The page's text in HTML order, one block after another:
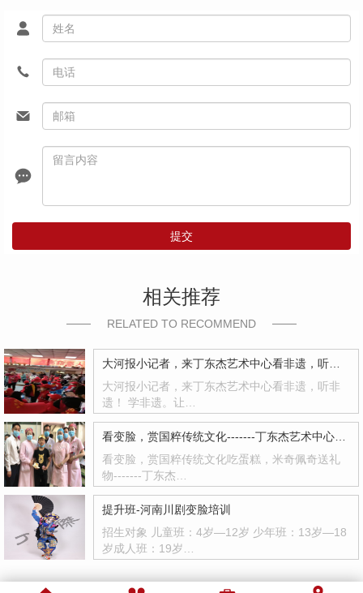
提交
相关推荐
RELATED TO RECOMMEND
大河报小记者，来丁东杰艺术中心看非遗，听非遗！
大河报小记者，来丁东杰艺术中心看非遗，听非
遗！ 学非遗。让…
看变脸，赏国粹传统文化-------丁东杰艺术中心走进泌尿外科病房
看变脸，赏国粹传统文化吃蛋糕，米奇佩奇送礼
物-------丁东杰…
提升班-河南川剧变脸培训
招生对象 儿童班：4岁—12岁 少年班：13岁—18
岁成人班：19岁…